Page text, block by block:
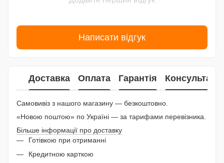
Написати відгук
Доставка Оплата Гарантія Консультація
Самовивіз з нашого магазину — безкоштовно.
«Новою поштою» по Україні — за тарифами перевізника.
Більше інформації про доставку
Готівкою при отриманні
Кредитною карткою